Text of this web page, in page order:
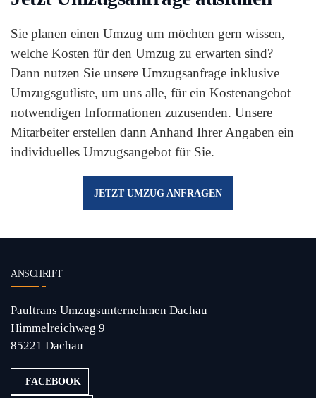
Sie planen einen Umzug um möchten gern wissen,
welche Kosten für den Umzug zu erwarten sind?
Dann nutzen Sie unsere Umzugsanfrage inklusive
Umzugsgutliste, um uns alle, für ein Kostenangebot
notwendigen Informationen zuzusenden. Unsere
Mitarbeiter erstellen dann Anhand Ihrer Angaben ein
individuelles Umzugsangebot für Sie.
JETZT UMZUG ANFRAGEN
ANSCHRIFT
Paultrans Umzugsunternehmen Dachau
Himmelreichweg 9
85221 Dachau
FACEBOOK